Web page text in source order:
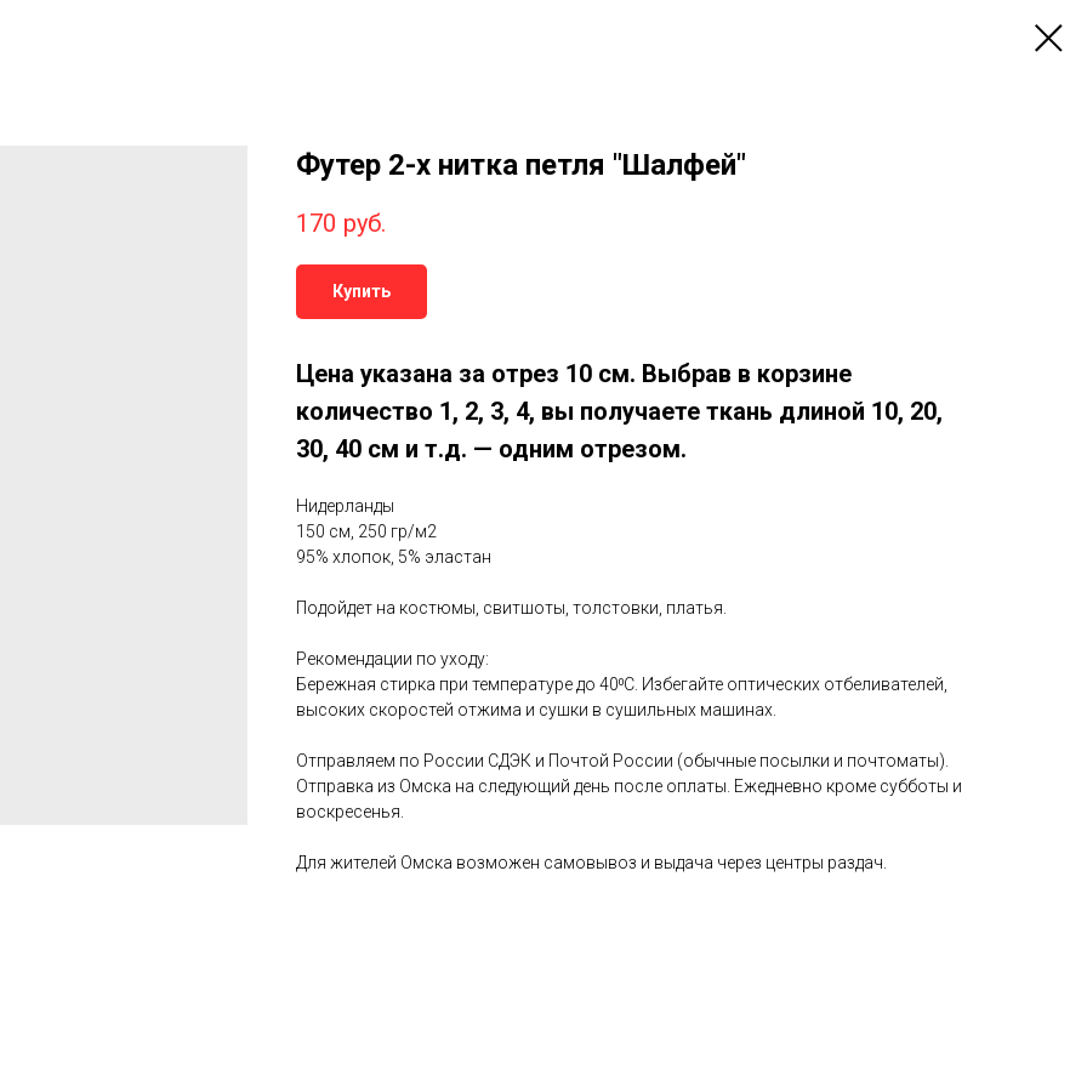
Футер 2-х нитка петля "Шалфей"
170 руб.
Купить
Цена указана за отрез 10 см. Выбрав в корзине
количество 1, 2, 3, 4, вы получаете ткань длиной 10, 20,
30, 40 см и т.д. — одним отрезом.
Нидерланды
150 см, 250 гр/м2
95% хлопок, 5% эластан
Подойдет на костюмы, свитшоты, толстовки, платья.
Рекомендации по уходу:
Бережная стирка при температуре до 40⁰С. Избегайте оптических отбеливателей,
высоких скоростей отжима и сушки в сушильных машинах.
Отправляем по России СДЭК и Почтой России (обычные посылки и почтоматы).
Отправка из Омска на следующий день после оплаты. Ежедневно кроме субботы и
воскресенья.
Для жителей Омска возможен самовывоз и выдача через центры раздач.